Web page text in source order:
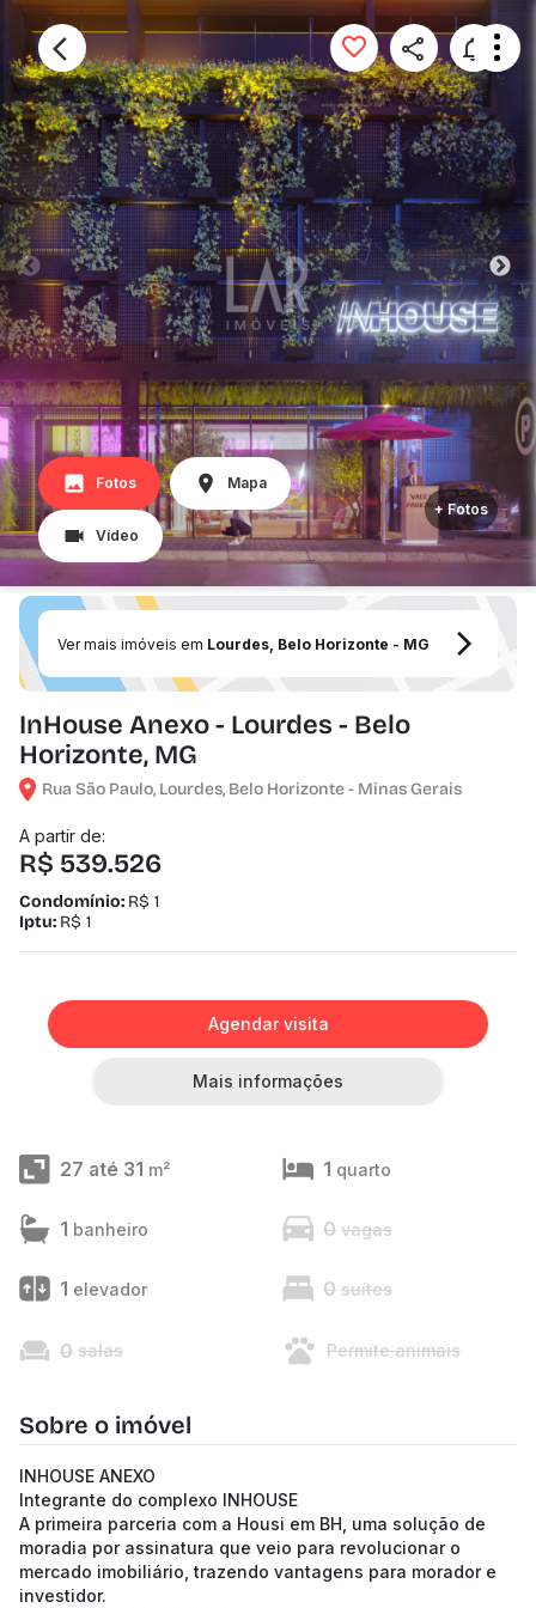
Fotos Mapa
Vídeo
+ Fotos
Ver mais imóveis em Lourdes, Belo Horizonte - MG
InHouse Anexo - Lourdes - Belo
Horizonte, MG
Rua São Paulo, Lourdes, Belo Horizonte - Minas Gerais
A partir de:
R$ 539.526
Condomínio: R$ 1
Iptu: R$ 1
Agendar visita
Mais informações
27 até 31 m² 1 quarto
1 banheiro 0 vagas
1 elevador 0 suítes
0 salas Permite animais
Sobre o imóvel
INHOUSE ANEXO
Integrante do complexo INHOUSE
A primeira parceria com a Housi em BH, uma solução de
moradia por assinatura que veio para revolucionar o
mercado imobiliário, trazendo vantagens para morador e
investidor.